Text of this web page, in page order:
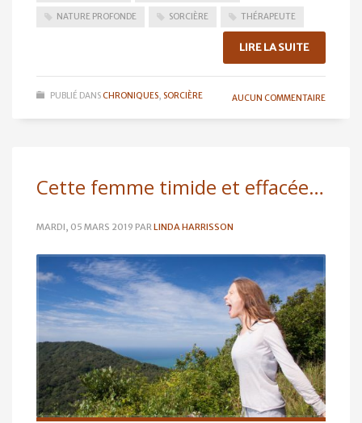
NATURE PROFONDE SORCIÈRE THÉRAPEUTE
LIRE LA SUITE
PUBLIÉ DANSCHRONIQUES, SORCIÈRE AUCUN COMMENTAIRE
Cette femme timide et effacée…
MARDI, 05 MARS 2019 PARLINDA HARRISSON